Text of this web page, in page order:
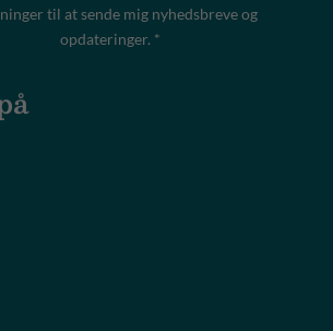
til at sende mig nyhedsbreve og
opdateringer. *